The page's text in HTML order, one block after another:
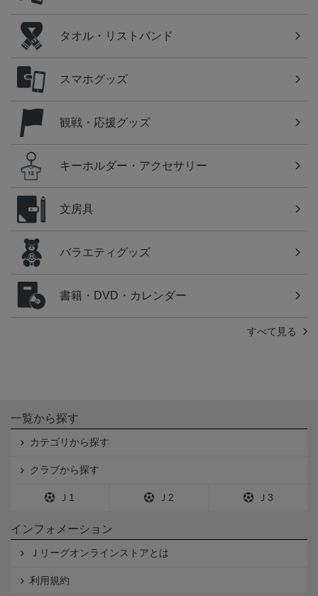
タオル・リストバンド
スマホグッズ
観戦・応援グッズ
キーホルダー・アクセサリー
文房具
バラエティグッズ
書籍・DVD・カレンダー
すべて見る
一覧から探す
カテゴリから探す
クラブから探す
Ｊ1 Ｊ2 Ｊ3
インフォメーション
Ｊリーグオンラインストアとは
利用規約